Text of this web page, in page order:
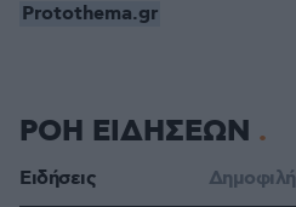
Protothema.gr
ΡΟΗ ΕΙΔΗΣΕΩΝ
Ειδήσεις Δημοφιλή